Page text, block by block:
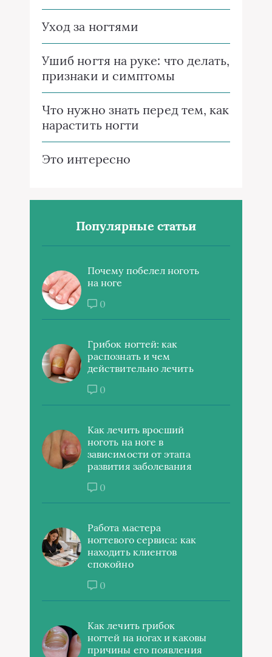
Уход за ногтями
Ушиб ногтя на руке: что делать,
признаки и симптомы
Что нужно знать перед тем, как
нарастить ногти
Это интересно
Популярные статьи
Почему побелел ноготь
на ноге
0
Грибок ногтей: как
распознать и чем
действительно лечить
0
Как лечить вросший
ноготь на ноге в
зависимости от этапа
развития заболевания
0
Работа мастера
ногтевого сервиса: как
находить клиентов
спокойно
0
Как лечить грибок
ногтей на ногах и каковы
причины его появления